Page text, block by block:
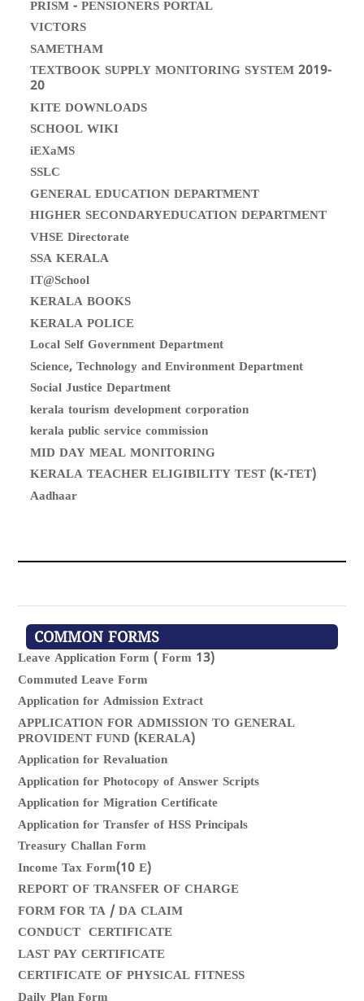
PRISM - PENSIONERS PORTAL
VICTORS
SAMETHAM
TEXTBOOK SUPPLY MONITORING SYSTEM 2019-
20
KITE DOWNLOADS
SCHOOL WIKI
iEXaMS
SSLC
GENERAL EDUCATION DEPARTMENT
HIGHER SECONDARYEDUCATION DEPARTMENT
VHSE Directorate
SSA KERALA
IT@School
KERALA BOOKS
KERALA POLICE
Local Self Government Department
Science, Technology and Environment Department
Social Justice Department
kerala tourism development corporation
kerala public service commission
MID DAY MEAL MONITORING
KERALA TEACHER ELIGIBILITY TEST (K-TET)
Aadhaar
COMMON FORMS
Leave Application Form ( Form 13)
Commuted Leave Form
Application for Admission Extract
APPLICATION FOR ADMISSION TO GENERAL
PROVIDENT FUND (KERALA)
Application for Revaluation
Application for Photocopy of Answer Scripts
Application for Migration Certificate
Application for Transfer of HSS Principals
Treasury Challan Form
Income Tax Form(10 E)
REPORT OF TRANSFER OF CHARGE
FORM FOR TA / DA CLAIM
CONDUCT CERTIFICATE
LAST PAY CERTIFICATE
CERTIFICATE OF PHYSICAL FITNESS